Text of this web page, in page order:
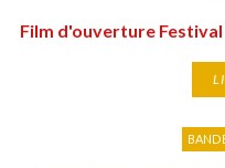
Film d'ouverture Festival